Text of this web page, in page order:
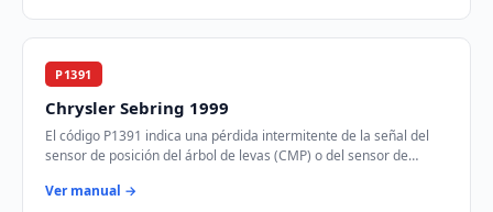
P1391
Chrysler Sebring 1999
El código P1391 indica una pérdida intermitente de la señal del
sensor de posición del árbol de levas (CMP) o del sensor de
Ver manual →